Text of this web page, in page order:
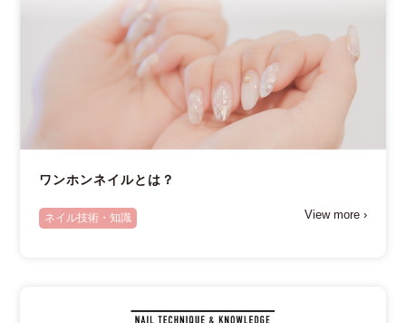
ワンホンネイルとは？
ネイル技術・知識 View more ›